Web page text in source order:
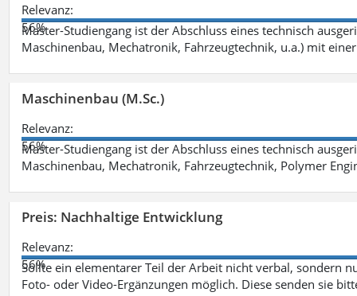
Relevanz:
56%
Master-Studiengang ist der Abschluss eines technisch
Maschinenbau, Mechatronik, Fahrzeugtechnik, u.a.) mit
Maschinenbau (M.Sc.)
Relevanz:
56%
Master-Studiengang ist der Abschluss eines technisch
Maschinenbau, Mechatronik, Fahrzeugtechnik, Polymer
Preis: Nachhaltige Entwicklung
Relevanz:
56%
Sollte ein elementarer Teil der Arbeit nicht verbal, sondern
Foto- oder Video-Ergänzungen möglich. Diese senden sie